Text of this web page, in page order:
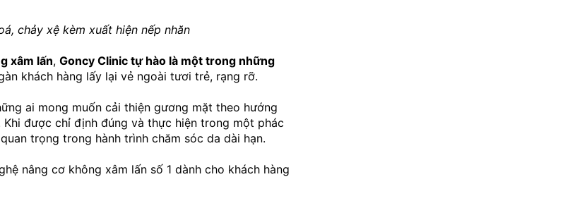
chảy xệ kèm xuất hiện nếp nhăn
xâm lấn, Goncy Clinic tự hào là một trong những
khách hàng lấy lại vẻ ngoài tươi trẻ, rạng rỡ.
ai mong muốn cải thiện gương mặt theo hướng
được chỉ định đúng và thực hiện trong một phác
trọng trong hành trình chăm sóc da dài hạn.
nâng cơ không xâm lấn số 1 dành cho khách hàng